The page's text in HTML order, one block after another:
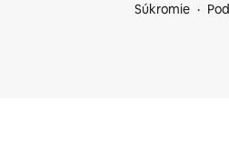
Súkromie